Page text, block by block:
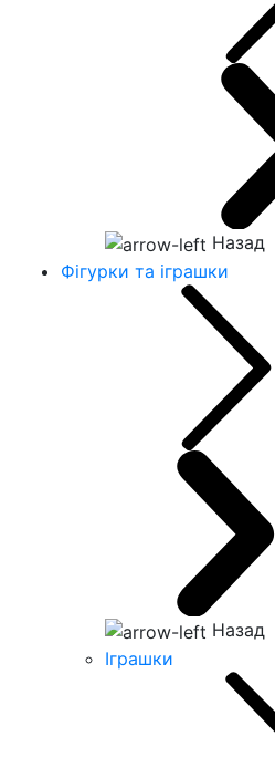
Назад
Фігурки та іграшки
Назад
Іграшки